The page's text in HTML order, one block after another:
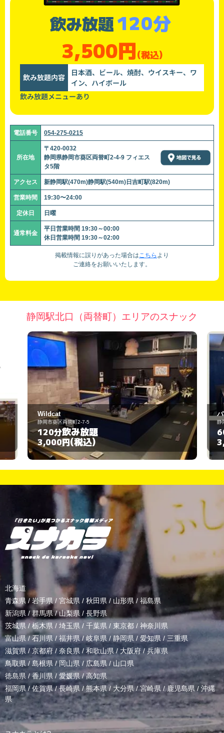
飲み放題120分
3,500円(税込)
飲み放題内容
日本酒、ビール、焼酎、ウイスキー、ワ
イン、ハイボール
飲み放題メニューあり
電話番号 054-275-0215
所在地
〒420-0032
静岡県静岡市葵区両替町2-4-9 フィエス
タ5階
アクセス 新静岡駅(470m)静岡駅(540m)日吉町駅(820m)
営業時間 19:30〜24:00
定休日 日曜
通常料金
平日営業時間 19:30～00:00
休日営業時間 19:30～02:00
掲載情報に誤りがあった場合はこちら より
ご連絡をお願いいたします。
静岡駅北口（両替町）エリアのスナック
バッテリー
静岡市葵区両替町2-2-11
60分飲み放題
3,000円(税込)
北海道
青森県 / 岩手県/ 宮城県 / 秋田県 / 山形県/ 福島県
新潟県 /群馬県/山梨県 / 長野県
茨城県 / 栃木県 / 埼玉県 / 千葉県 / 東京都 / 神奈川県
富山県 /石川県/福井県/岐阜県 / 静岡県 / 愛知県 / 三重県
滋賀県 / 京都府 / 奈良県 / 和歌山県/ 大阪府 /兵庫県
鳥取県/ 島根県 /岡山県/ 広島県 / 山口県
徳島県 /香川県 / 愛媛県/高知県
福岡県/佐賀県/長崎県 /熊本県/ 大分県/宮崎県 /鹿児島県 / 沖縄
県